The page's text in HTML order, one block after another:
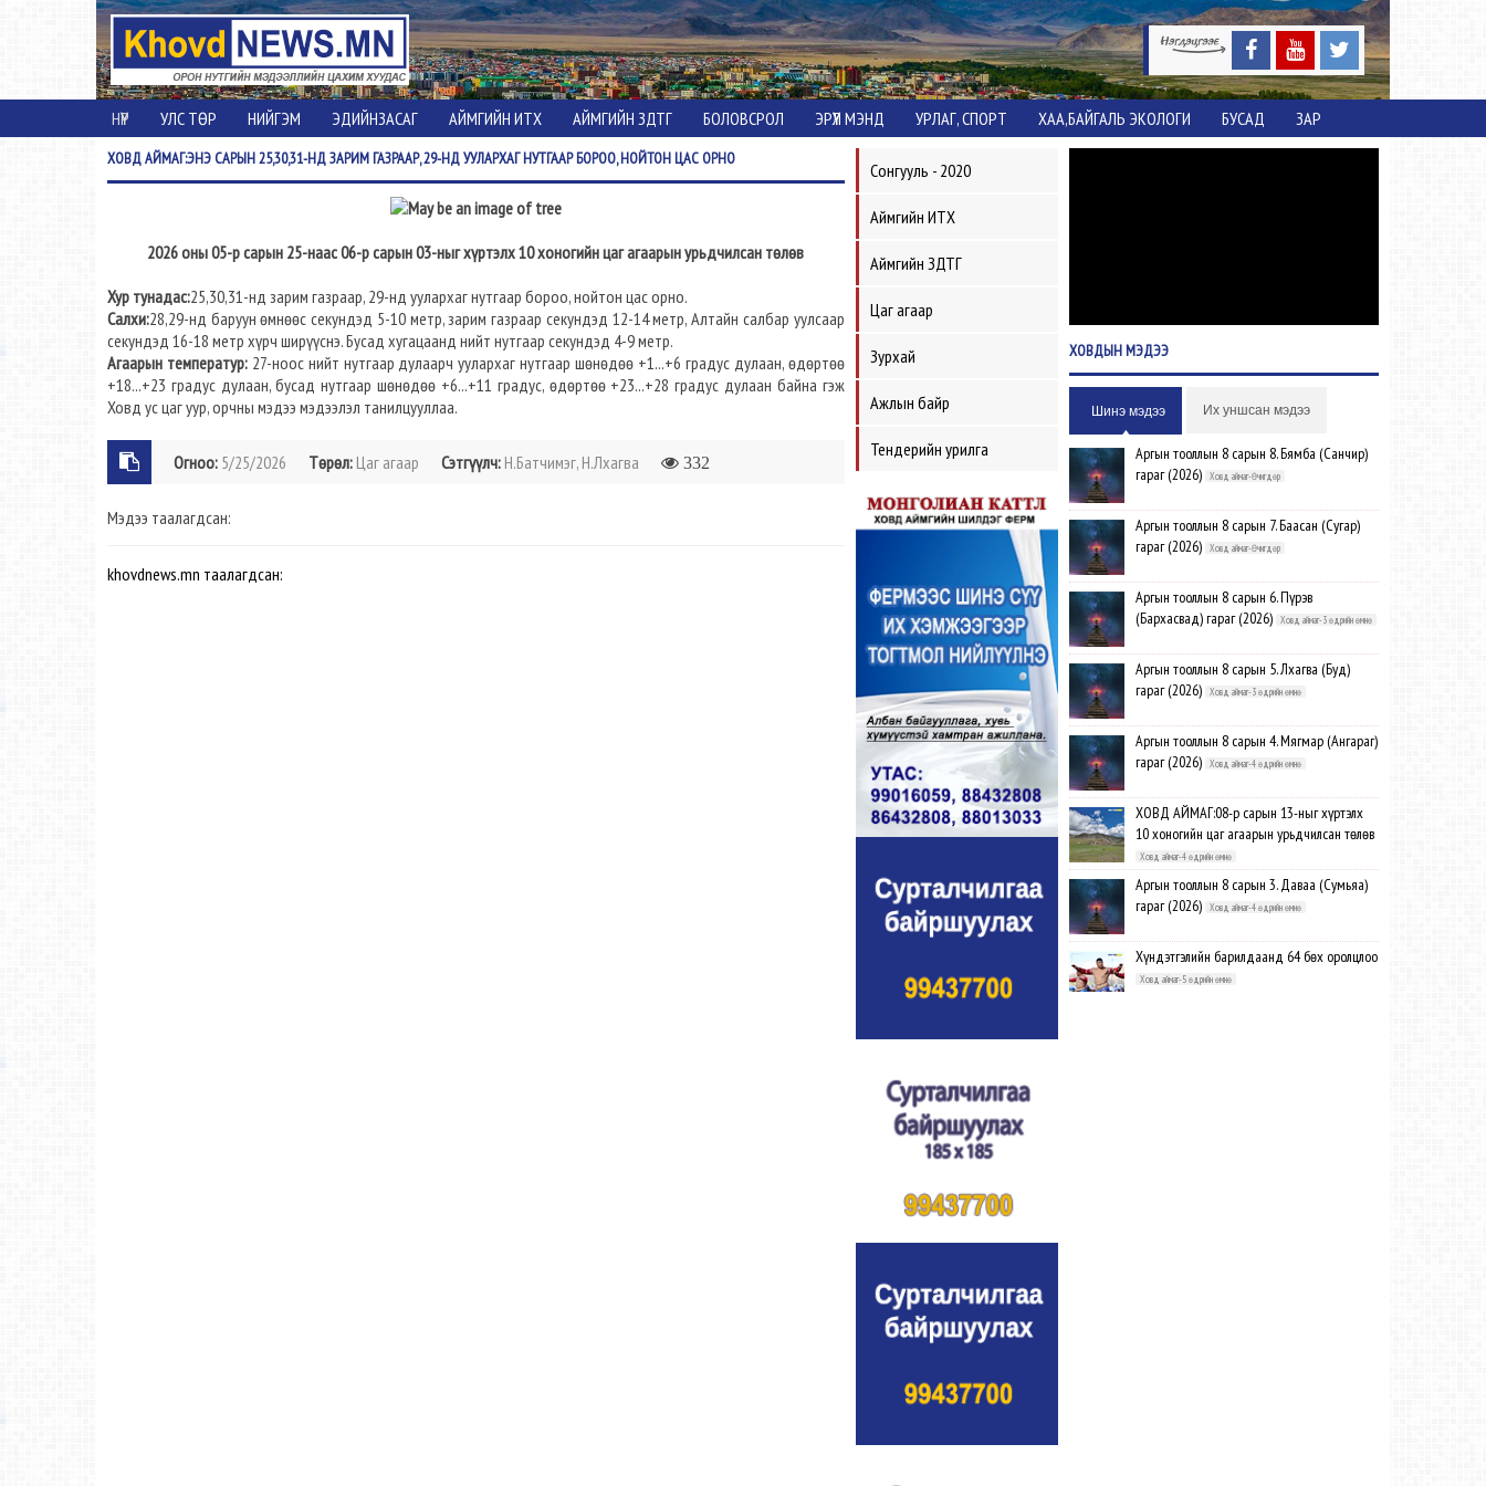
НҮҮР УЛС ТӨР НИЙГЭМ ЭДИЙНЗАСАГ АЙМГИЙН ИТХ АЙМГИЙН ЗДТГ БОЛОВСРОЛ ЭРҮҮЛ МЭНД УРЛАГ, СПОРТ ХАА,БАЙГАЛЬ ЭКОЛОГИ БУСАД ЗАР
ХОВДАЙМАГ:ЭНЭ САРЫН 25,30,31-НД ЗАРИМ ГАЗРААР, 29-НД УУЛАРХАГ НУТГААР БОРОО, НОЙТОН ЦАС ОРНО
2026 оны 05-р сарын 25-наас 06-р сарын 03-ныг хүртэлх 10 хоногийн цаг агаарын урьдчилсан төлөв
Хур тунадас:25,30,31-нд зарим газраар, 29-нд уулархаг нутгаар бороо, нойтон цас орно.
Салхи:28,29-нд баруун өмнөөс секундэд 5-10 метр, зарим газраар секундэд 12-14 метр, Алтайн салбар уулсаар
секундэд 16-18 метр хүрч ширүүснэ. Бусад хугацаанд нийт нутгаар секундэд 4-9 метр.
Агаарын температур:27-ноос нийт нутгаар дулаарч уулархаг нутгаар шөнөдөө +1...+6 градус дулаан, өдөртөө
+18...+23 градус дулаан, бусад нутгаар шөнөдөө +6...+11 градус, өдөртөө +23...+28 градус дулаан байна гэж
Ховд ус цаг уур, орчны мэдээ мэдээлэл танилцууллаа.
Огноо: 5/25/2026 Төрөл: Цаг агаар Сэтгүүлч: Н.Батчимэг, Н.Лхагва 332
Мэдээ таалагдсан:
khovdnews.mn таалагдсан:
Сонгууль - 2020
Аймгийн ИТХ
Аймгийн ЗДТГ
Цаг агаар
Зурхай
Ажлын байр
Тендерийн урилга
ХОВДЫНМЭДЭЭ
Шинэ мэдээ Их уншсан мэдээ
Аргын тооллын 8 сарын 8. Бямба (Санчир)
гараг (2026)
Ховд аймаг-Өчигдөр
Аргын тооллын 8 сарын 7. Баасан (Сугар)
гараг (2026)
Ховд аймаг-Өчигдөр
Аргын тооллын 8 сарын 6. Пүрэв
(Бархасвад) гараг (2026)
Ховд аймаг-3 өдрийн өмнө
Аргын тооллын 8 сарын 5. Лхагва (Буд)
гараг (2026)
Ховд аймаг-3 өдрийн өмнө
Аргын тооллын 8 сарын 4. Мягмар (Ангараг)
гараг (2026)
Ховд аймаг-4 өдрийн өмнө
ХОВД АЙМАГ:08-р сарын 13-ныг хүртэлх
10 хоногийн цаг агаарын урьдчилсан төлөв
Ховд аймаг-4 өдрийн өмнө
Аргын тооллын 8 сарын 3. Даваа (Сумьяа)
гараг (2026)
Ховд аймаг-4 өдрийн өмнө
Хүндэтгэлийн барилдаанд 64 бөх оролцлоо
Ховд аймаг-5 өдрийн өмнө